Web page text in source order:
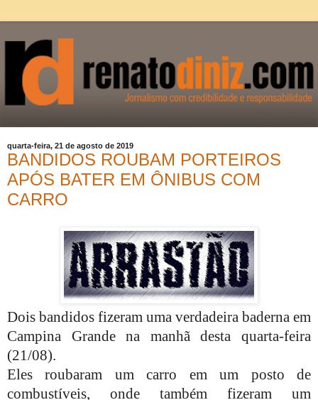
quarta-feira, 21 de agosto de 2019
BANDIDOS ROUBAM PORTEIROS
APÓS BATER EM ÔNIBUS COM
CARRO
Dois bandidos fizeram uma verdadeira baderna em
Campina Grande na manhã desta quarta-feira
(21/08).
Eles roubaram um carro em um posto de
combustíveis, onde também fizeram um